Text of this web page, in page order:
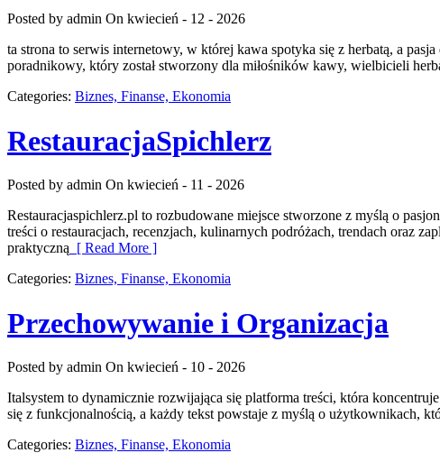
Posted by admin On kwiecień - 12 - 2026
ta strona to serwis internetowy, w której kawa spotyka się z herbatą, a
poradnikowy, który został stworzony dla miłośników kawy, wielbicieli
Categories: Biznes, Finanse, Ekonomia
RestauracjaSpichlerz
Posted by admin On kwiecień - 11 - 2026
Restauracjaspichlerz.pl to rozbudowane miejsce stworzone z myślą o
treści o restauracjach, recenzjach, kulinarnych podróżach, trendach oraz
praktyczną [ Read More ]
Categories: Biznes, Finanse, Ekonomia
Przechowywanie i Organizacja
Posted by admin On kwiecień - 10 - 2026
Italsystem to dynamicznie rozwijająca się platforma treści, która
się z funkcjonalnością, a każdy tekst powstaje z myślą o użytkownikach,
Categories: Biznes, Finanse, Ekonomia